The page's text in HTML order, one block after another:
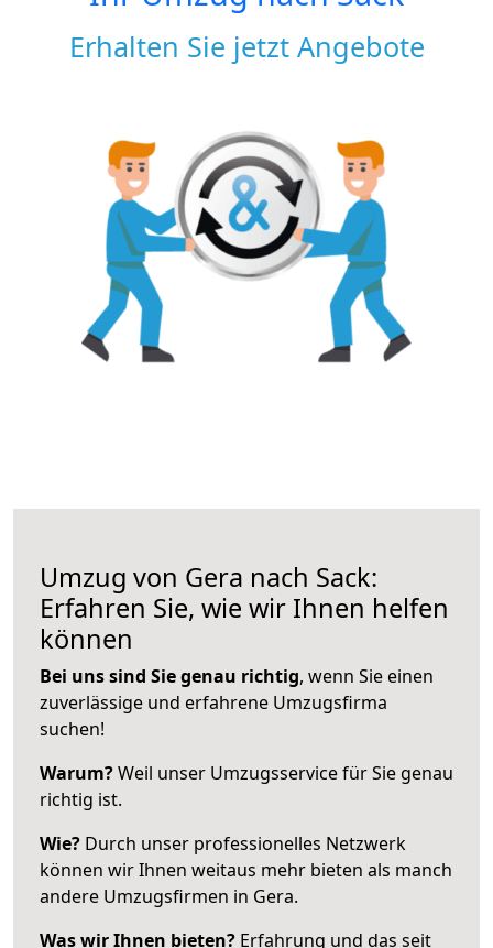
Erhalten Sie jetzt Angebote
Umzug von Gera nach Sack:
Erfahren Sie, wie wir Ihnen helfen
können
Bei uns sind Sie genau richtig, wenn Sie einen
zuverlässige und erfahrene Umzugsfirma
suchen!
Warum?Weil unser Umzugsservice für Sie genau
richtig ist.
Wie? Durch unser professionelles Netzwerk
können wir Ihnen weitaus mehr bieten als manch
andere Umzugsfirmen in Gera.
Was wir Ihnen bieten? Erfahrung und das seit